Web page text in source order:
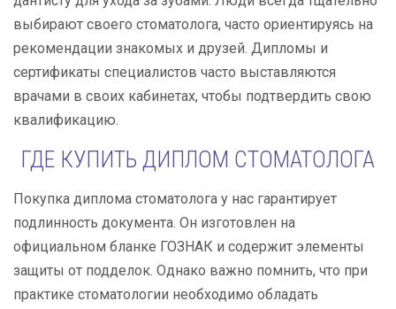
выбирают своего стоматолога, часто ориентируясь на
рекомендации знакомых и друзей. Дипломы и
сертификаты специалистов часто выставляются
врачами в своих кабинетах, чтобы подтвердить свою
квалификацию.
ГДЕ КУПИТЬ ДИПЛОМ СТОМАТОЛОГА
Покупка диплома стоматолога у нас гарантирует
подлинность документа. Он изготовлен на
официальном бланке ГОЗНАК и содержит элементы
защиты от подделок. Однако важно помнить, что при
практике стоматологии необходимо обладать